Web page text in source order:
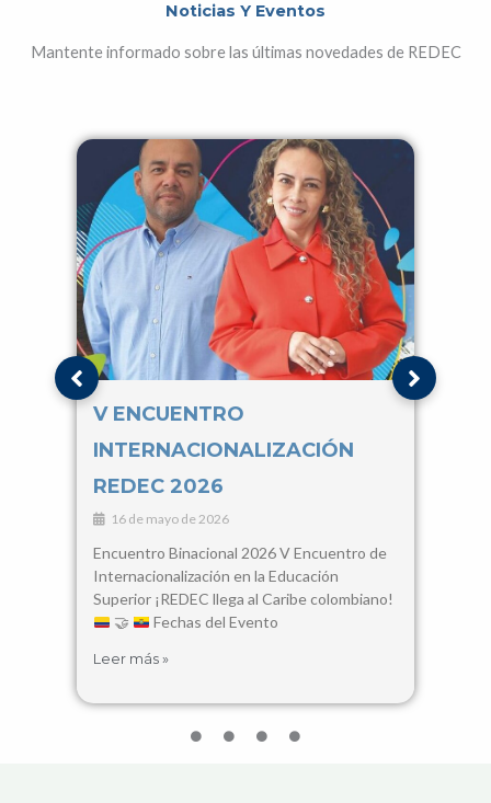
Noticias Y Eventos
Mantente informado sobre las últimas novedades de REDEC
V ENCUENTRO
INTERNACIONALIZACIÓN
REDEC 2026
16 de mayo de 2026
Encuentro Binacional 2026 V Encuentro de
Internacionalización en la Educación
Superior ¡REDEC llega al Caribe colombiano!
🤝
Fechas del Evento
Leer más »